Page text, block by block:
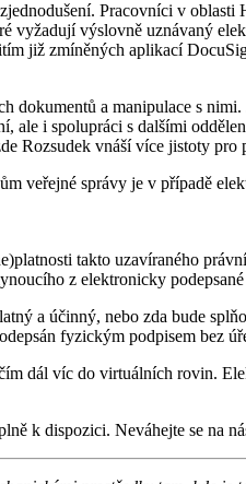
Pracovníci v
vyžadují výslovně uznávaný
již zmíněných aplikací
a manipulace s
ale i spolupráci s dalšími
Rozsudek vnáší více jistoty pro
veřejné správy je v případě
takto uzavíraného
z elektronicky podepsané
a účinný, nebo zda bude
fyzickým podpisem bez
dál víc do virtuálních rovin.
k dispozici. Neváhejte se na